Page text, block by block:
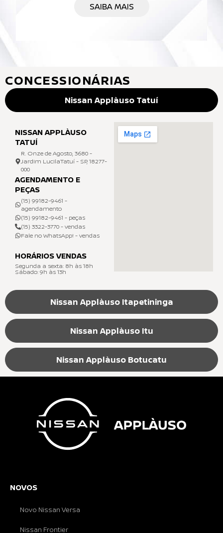
SAIBA MAIS
CONCESSIONÁRIAS
Nissan Applàuso Tatuí
Nissan Applàuso Itapetininga
Nissan Applàuso Itu
Nissan Applàuso Botucatu
NISSAN APPLÀUSO
TATUÍ
R. Onze de Agosto, 3680 -
Jardim LucilaTatuí - SP, 18277-
000
AGENDAMENTO E
PEÇAS
(15) 99182-9461 -
agendamento
(15) 99182-9461 - peças
(15) 3322-3770 - vendas
Fale no WhatsApp! - vendas
HORÁRIOS VENDAS
Segunda a sexta: 8h às 18h
Sábado: 9h às 13h
NOVOS
Novo Nissan Versa
Nissan Frontier